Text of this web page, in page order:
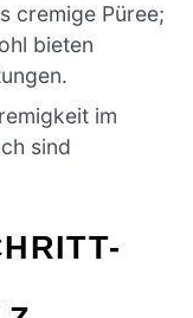
cremige Püree;
bieten
im
sind